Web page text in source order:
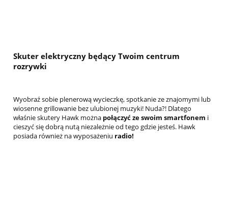
Skuter elektryczny będący Twoim centrum
rozrywki
Wyobraź sobie plenerową wycieczkę, spotkanie ze znajomymi lub
wiosenne grillowanie bez ulubionej muzyki! Nuda?! Dlatego
właśnie skutery Hawk można połączyć ze swoim smartfonem i
cieszyć się dobrą nutą niezależnie od tego gdzie jesteś. Hawk
posiada również na wyposażeniu radio!